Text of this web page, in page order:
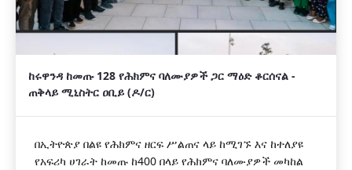
ከሩዋንዳ ከመጡ 128 የሕክምና ባለሙያዎች ጋር ማዕድ ቆርሰናል -
ጠቅላይ ሚኒስትር ዐቢይ (ዶ/ር)
በኢትዮጵያ በልዩ የሕክምና ዘርፍ ሥልጠና ላይ ከሚገኙ እና ከተለያዩ
የአፍሪካ ሀገራት ከመጡ ከ400 በላይ የሕክምና ባለሙያዎች መካከል